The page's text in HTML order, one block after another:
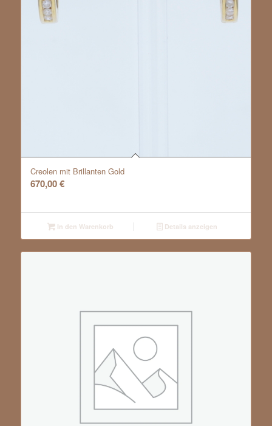
Creolen mit Brillanten Gold
670,00€
In den Warenkorb Details anzeigen